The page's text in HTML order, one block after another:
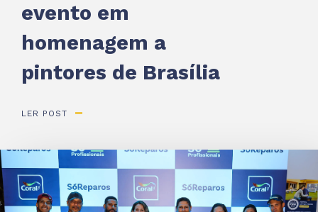
evento em
homenagem a
pintores de Brasília
LER POST